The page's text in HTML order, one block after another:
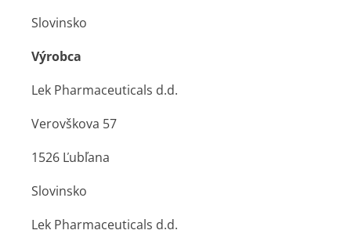
Slovinsko
Výrobca
Lek Pharmaceuticals d.d.
Verovškova 57
1526 Ľubľana
Slovinsko
Lek Pharmaceuticals d.d.